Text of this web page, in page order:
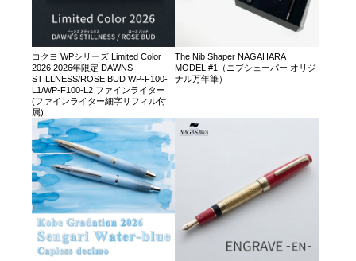
コクヨ WPシリーズ Limited Color
2026 2026年限定 DAWNS
STILLNESS/ROSE BUD WP-F100-
L1/WP-F100-L2 ファインライター
(ファインライター細字リフィル付
属)
The Nib Shaper NAGAHARA
MODEL #1（ニブシェーパー オリジ
ナル万年筆）